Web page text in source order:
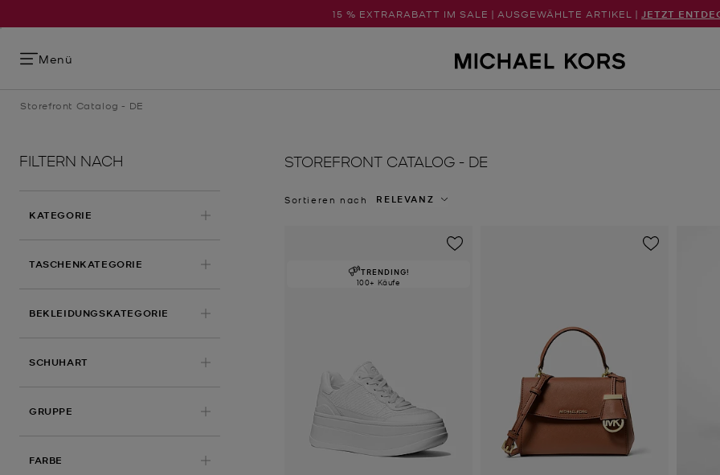
15 % EXTRARABATT IM SALE | AUSGEWÄHLTE ARTIKEL | JETZT
Menü
Storefront Catalog - DE
FILTERN NACH
KATEGORIE
TASCHENKATEGORIE
BEKLEIDUNGSKATEGORIE
SCHUHART
GRUPPE
FARBE
STOREFRONT CATALOG - DE
Sortieren nach RELEVANZ
TRENDING!
100+ Käufe